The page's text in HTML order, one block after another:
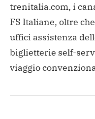
trenitalia.com, i
FS Italiane, oltre
uffici assistenza
biglietterie self-
viaggio